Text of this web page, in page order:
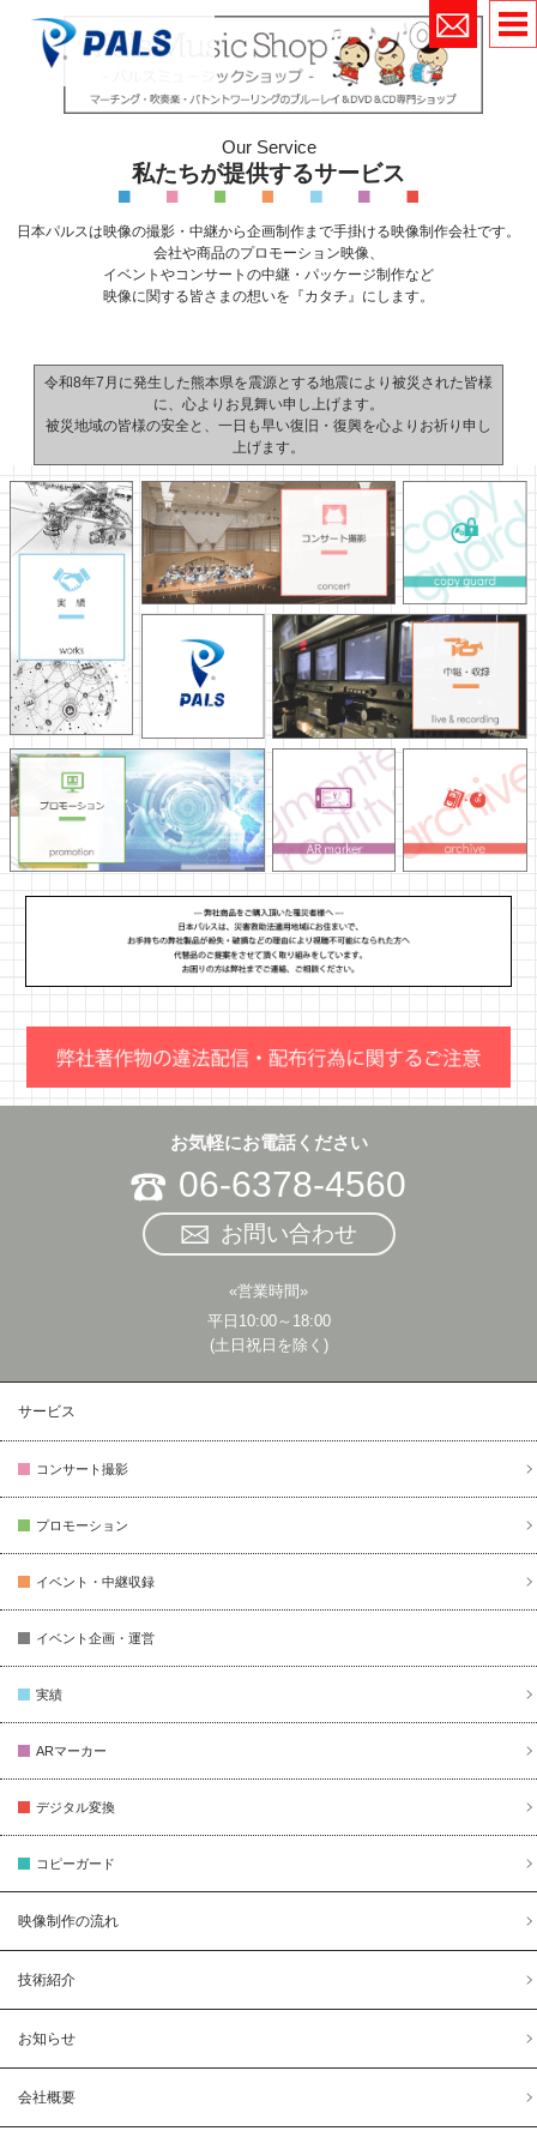
Our Service
私たちが提供するサービス
日本パルスは映像の撮影・中継から企画制作まで手掛ける映像制作会社です。
会社や商品のプロモーション映像、
イベントやコンサートの中継・パッケージ制作など
映像に関する皆さまの想いを『カタチ』にします。
令和8年7月に発生した熊本県を震源とする地震により被災された皆様
に、心よりお見舞い申し上げます。
被災地域の皆様の安全と、一日も早い復旧・復興を心よりお祈り申し
上げます。
お気軽にお電話ください
06-6378-4560
お問い合わせ
«営業時間»
平日10:00～18:00
(土日祝日を除く)
サービス
コンサート撮影
プロモーション
イベント・中継収録
イベント企画・運営
実績
ARマーカー
デジタル変換
コピーガード
映像制作の流れ
技術紹介
お知らせ
会社概要